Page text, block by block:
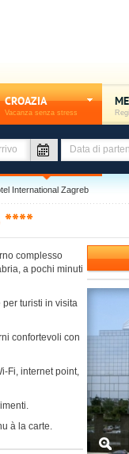
CROAZIA
Vacanza senza stress
International Zagreb
complesso
a pochi minuti
turisti in visita
confortevoli con
Fi, internet point,
à la carte.